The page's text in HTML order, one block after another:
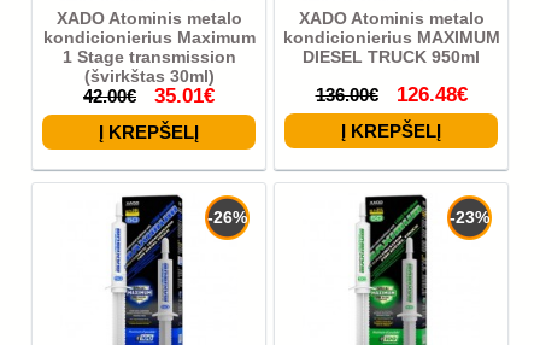
XADO Atominis metalo
kondicionierius Maximum
1 Stage transmission
(švirkštas 30ml)
42.00€ 35.01€
XADO Atominis metalo
kondicionierius MAXIMUM
DIESEL TRUCK 950ml
136.00€ 126.48€
-26% -23%